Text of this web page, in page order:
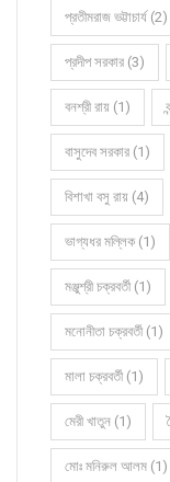
প্রতীমরাজ ভট্টাচার্য (2)
প্রদীপ সরকার (3)
বনশ্রী রায় (1)
বাসুদেব সরকার (1)
বিশাখা বসু রায় (4)
ভাগ্যধর মল্লিক (1)
মঞ্জুশ্রী চক্রবর্তী (1)
মনোনীতা চক্রবর্তী (1)
মালা চক্রবর্তী (1)
মেরী খাতুন (1)
মোঃ মনিরুল আলম (1)